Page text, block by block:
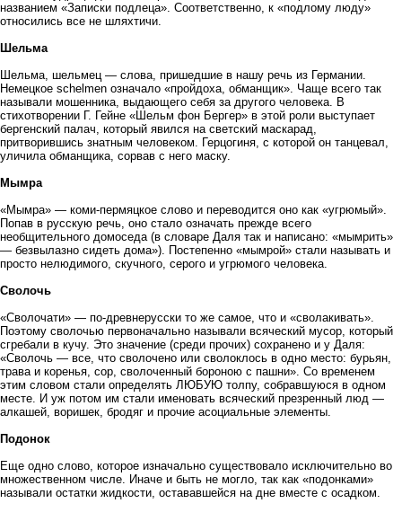
названием «Записки подлеца». Соответственно, к «подлому люду»
относились все не шляхтичи.
Шельма
Шельма, шельмец — слова, пришедшие в нашу речь из Германии.
Немецкое schelmen означало «пройдоха, обманщик». Чаще всего так
называли мошенника, выдающего себя за другого человека. В
стихотворении Г. Гейне «Шельм фон Бергер» в этой роли выступает
бергенский палач, который явился на светский маскарад,
притворившись знатным человеком. Герцогиня, с которой он танцевал,
уличила обманщика, сорвав с него маску.
Мымра
«Мымра» — коми-пермяцкое слово и переводится оно как «угрюмый».
Попав в русскую речь, оно стало означать прежде всего
необщительного домоседа (в словаре Даля так и написано: «мымрить»
— безвылазно сидеть дома»). Постепенно «мымрой» стали называть и
просто нелюдимого, скучного, серого и угрюмого человека.
Сволочь
«Сволочати» — по-древнерусски то же самое, что и «сволакивать».
Поэтому сволочью первоначально называли всяческий мусор, который
сгребали в кучу. Это значение (среди прочих) сохранено и у Даля:
«Сволочь — все, что сволочено или сволоклось в одно место: бурьян,
трава и коренья, сор, сволоченный бороною с пашни». Со временем
этим словом стали определять ЛЮБУЮ толпу, собравшуюся в одном
месте. И уж потом им стали именовать всяческий презренный люд —
алкашей, воришек, бродяг и прочие асоциальные элементы.
Подонок
Еще одно слово, которое изначально существовало исключительно во
множественном числе. Иначе и быть не могло, так как «подонками»
называли остатки жидкости, остававшейся на дне вместе с осадком.